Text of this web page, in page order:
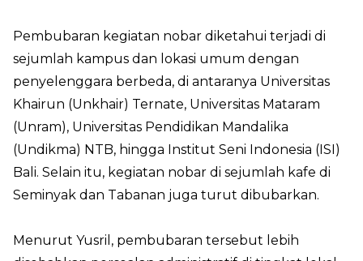
Pembubaran kegiatan nobar diketahui terjadi di
sejumlah kampus dan lokasi umum dengan
penyelenggara berbeda, di antaranya Universitas
Khairun (Unkhair) Ternate, Universitas Mataram
(Unram), Universitas Pendidikan Mandalika
(Undikma) NTB, hingga Institut Seni Indonesia (ISI)
Bali. Selain itu, kegiatan nobar di sejumlah kafe di
Seminyak dan Tabanan juga turut dibubarkan.
Menurut Yusril, pembubaran tersebut lebih